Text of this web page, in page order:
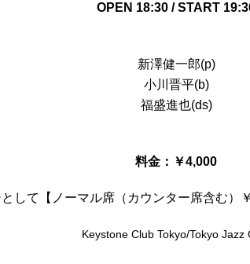
OPEN 18:30 / START
新澤健一郎(p)
小川晋平(b)
福盛進也(ds)
料金：￥4,000
して【ノーマル席（カウンター席含む）
Keystone Club Tokyo/Tokyo Jazz